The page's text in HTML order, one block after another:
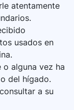
atentamente
usados en
alguna vez ha
del hígado.
a su